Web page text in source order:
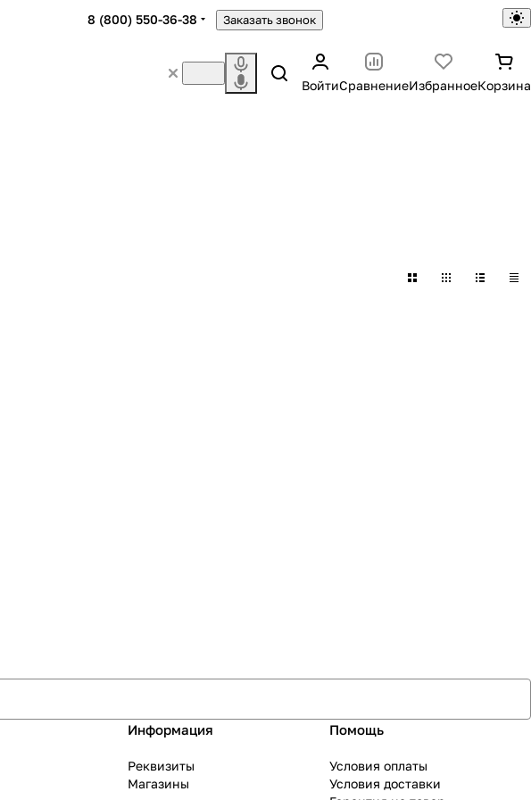
8 (800) 550-36-38 Заказать звонок
ВойтиСравнениеИзбранноеКорзина
Информация
Реквизиты
Магазины
Помощь
Условия оплаты
Условия доставки